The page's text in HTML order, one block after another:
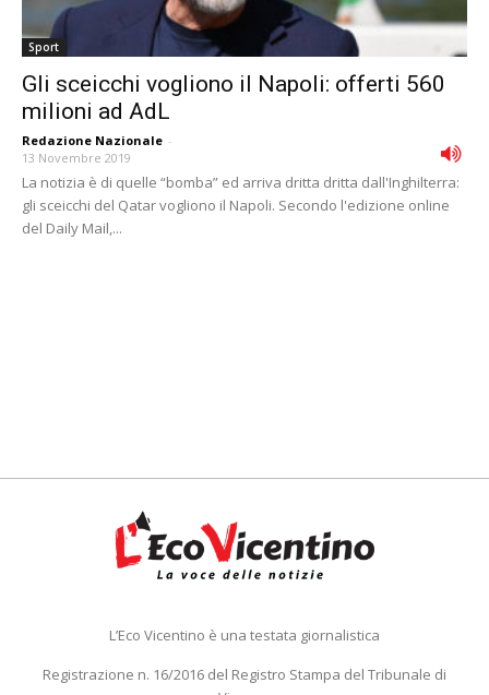
Sport
Gli sceicchi vogliono il Napoli: offerti 560
milioni ad AdL
Redazione Nazionale -
13 Novembre 2019
La notizia è di quelle “bomba” ed arriva dritta dritta dall'Inghilterra:
gli sceicchi del Qatar vogliono il Napoli. Secondo l'edizione online
del Daily Mail,...
L’Eco Vicentino è una testata giornalistica
Registrazione n. 16/2016 del Registro Stampa del Tribunale di